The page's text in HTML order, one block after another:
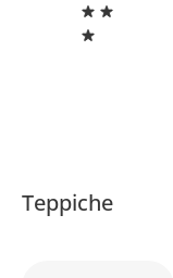
Teppiche